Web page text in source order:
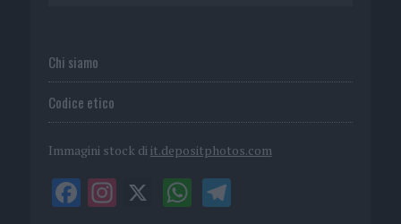
Chi siamo
Codice etico
Immagini stock di it.depositphotos.com